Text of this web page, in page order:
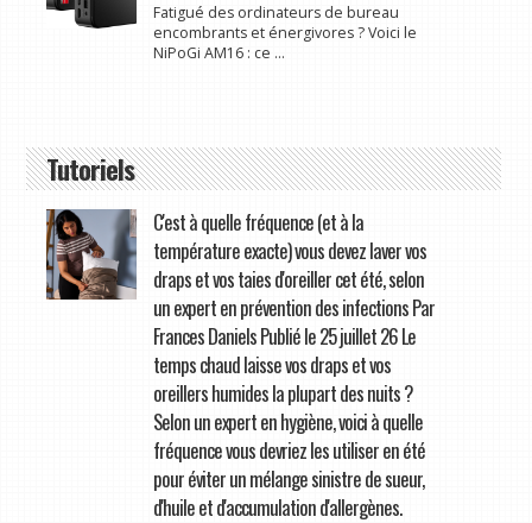
Fatigué des ordinateurs de bureau
encombrants et énergivores ? Voici le
NiPoGi AM16 : ce ...
Tutoriels
C'est à quelle fréquence (et à la
température exacte) vous devez laver vos
draps et vos taies d'oreiller cet été, selon
un expert en prévention des infections Par
Frances Daniels Publié le 25 juillet 26 Le
temps chaud laisse vos draps et vos
oreillers humides la plupart des nuits ?
Selon un expert en hygiène, voici à quelle
fréquence vous devriez les utiliser en été
pour éviter un mélange sinistre de sueur,
d'huile et d'accumulation d'allergènes.